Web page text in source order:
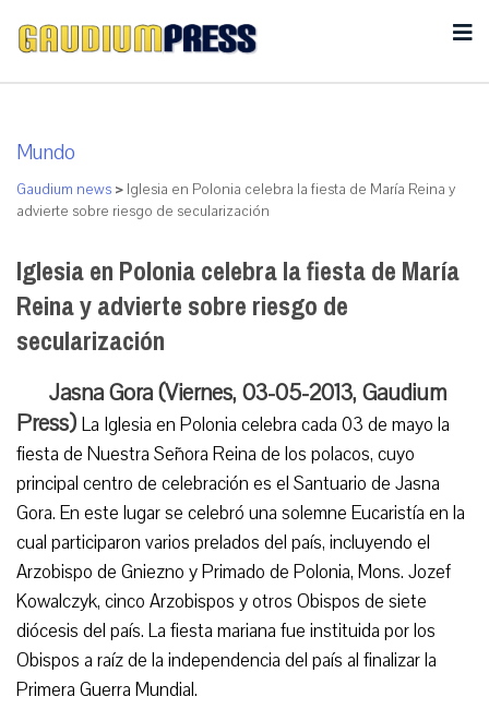
Mundo
Gaudium news > Iglesia en Polonia celebra la fiesta de María Reina y
advierte sobre riesgo de secularización
Iglesia en Polonia celebra la fiesta de María
Reina y advierte sobre riesgo de
secularización
Jasna Gora (Viernes, 03-05-2013, Gaudium
Press) La Iglesia en Polonia celebra cada 03 de mayo la
fiesta de Nuestra Señora Reina de los polacos, cuyo
principal centro de celebración es el Santuario de Jasna
Gora. En este lugar se celebró una solemne Eucaristía en la
cual participaron varios prelados del país, incluyendo el
Arzobispo de Gniezno y Primado de Polonia, Mons. Jozef
Kowalczyk, cinco Arzobispos y otros Obispos de siete
diócesis del país. La fiesta mariana fue instituida por los
Obispos a raíz de la independencia del país al finalizar la
Primera Guerra Mundial.